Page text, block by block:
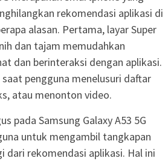
rekomendasi aplikasi di
alasan. Pertama, layar Super
dan tajam memudahkan
dan berinteraksi dengan aplikasi.
pengguna menelusuri daftar
atau menonton video.
pada Samsung Galaxy A53 5G
untuk mengambil tangkapan
dari rekomendasi aplikasi. Hal ini